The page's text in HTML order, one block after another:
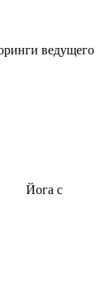
ведущего
Йога с